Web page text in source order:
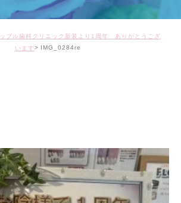
プル歯科クリニック新装より1周年 ありがとうござ
います
IMG_0284re